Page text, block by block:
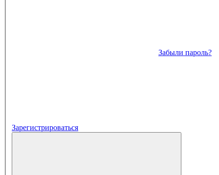
Забыли пароль?
Зарегистрироваться